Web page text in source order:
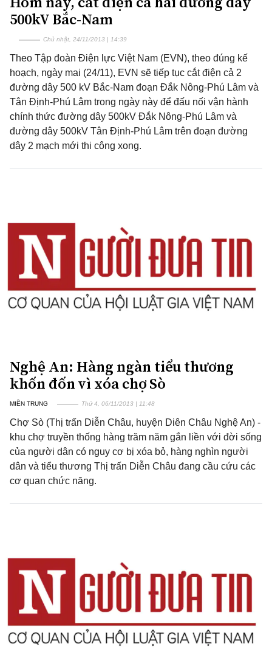
500kV Bắc-Nam
Chủ nhật, 24/11/2013 | 14:39
Theo Tập đoàn Điện lực Việt Nam (EVN), theo đúng kế
hoạch, ngày mai (24/11), EVN sẽ tiếp tục cắt điện cả 2
đường dây 500 kV Bắc-Nam đoạn Đắk Nông-Phú Lâm và
Tân Định-Phú Lâm trong ngày này để đấu nối vận hành
chính thức đường dây 500kV Đắk Nông-Phú Lâm và
đường dây 500kV Tân Định-Phú Lâm trên đoạn đường
dây 2 mạch mới thi công xong.
Nghệ An: Hàng ngàn tiểu thương
khốn đốn vì xóa chợ Sò
MIỀN TRUNG Thứ 4, 06/11/2013 | 11:48
Chợ Sò (Thị trấn Diễn Châu, huyện Diên Châu Nghệ An) -
khu chợ truyền thống hàng trăm năm gắn liền với đời sống
của người dân có nguy cơ bị xóa bỏ, hàng nghìn người
dân và tiểu thương Thị trấn Diễn Châu đang cầu cứu các
cơ quan chức năng.